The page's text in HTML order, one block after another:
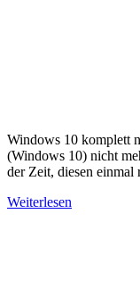
Windows 10 komplett
(Windows 10) nicht
der Zeit, diesen einmal
Weiterlesen